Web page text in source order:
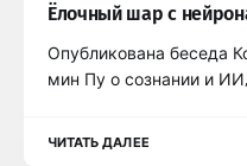
Ёлочный шар с
Опубликована беседа
мин Пу о сознании и ИИ,
ЧИТАТЬ ДАЛЕЕ